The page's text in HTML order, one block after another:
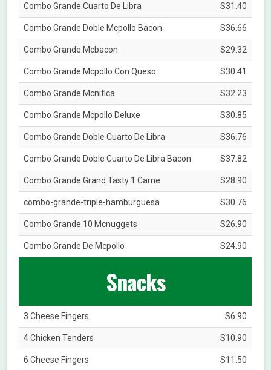
Combo Grande Cuarto De Libra S31.40
Combo Grande Doble Mcpollo Bacon S36.66
Combo Grande Mcbacon S29.32
Combo Grande Mcpollo Con Queso S30.41
Combo Grande Mcnifica S32.23
Combo Grande Mcpollo Deluxe S30.85
Combo Grande Doble Cuarto De Libra S36.76
Combo Grande Doble Cuarto De Libra Bacon S37.82
Combo Grande Grand Tasty 1 Carne S28.90
combo-grande-triple-hamburguesa S30.76
Combo Grande 10 Mcnuggets S26.90
Combo Grande De Mcpollo S24.90
Snacks
3 Cheese Fingers S6.90
4 Chicken Tenders S10.90
6 Cheese Fingers S11.50